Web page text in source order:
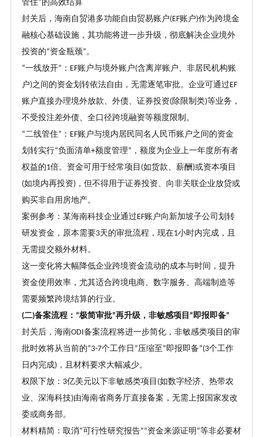
管住” 的高效结算
封关后，海南自贸港多功能自由贸易账户(EF账户)作为跨境金
融核心基础设施，其功能将进一步升级，彻底解决企业境外
投资的“资金瓶颈”。
“一线放开” ： EF账户与境外账户(含离岸账户、非居民机构账
户)之间的资金划转依法自由，无需逐笔审批。企业可通过EF
账户直接办理境外放款、外债、证券投资(除限制类)等业务，
不受投注差外债、全口径跨境融资等额度限制。
“二线管住” ： EF账户与境内居民同名人民币账户之间的资金
划转实行“负面清单+额度管理” ，额度为企业上一年度所有者
权益的1倍。资金可用于经常项目 (如货款、薪酬 )或资本项目
(如境内再投资)，但不得用于证券投资、向非关联企业放贷或
购买非自用房地产。
案例参考：某海南科技企业通过EF账户向新加坡子公司划转
研发资金，原本需要3天的审批流程，现在1小时内完成，且
无需提交额外材料。
这一变化将大幅降低企业跨境资金流动的成本与时间，提升
资金使用效率，尤其适合跨境电商、数字服务、高端制造等
需要频繁跨境结算的行业。
(二)备案流程： “极简审批”再升级，非敏感项目 “即报即备”
封关后，海南ODI备案流程将进一步简化，非敏感类项目的审
批时效将从当前的“3-7个工作日 ”压缩至“即报即备”(3个工作
日内完成)，且材料要求大幅减少。
权限下放： 3亿美元以下非敏感类项目 (如数字经济、热带农
业、深海科技)由海南省商务厅直接备案，无需上报国家发改
委或商务部。
材料精简：取消“可行性研究报告”“资金来源证明 ”等非必要材